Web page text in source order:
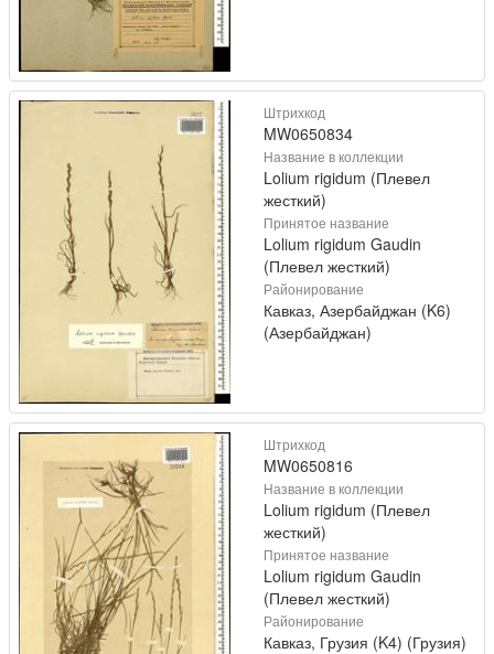
Штрихкод
MW0650834
Название в коллекции
Lolium rigidum (Плевел
жесткий)
Принятое название
Lolium rigidum Gaudin
(Плевел жесткий)
Районирование
Кавказ, Азербайджан (K6)
(Азербайджан)
Штрихкод
MW0650816
Название в коллекции
Lolium rigidum (Плевел
жесткий)
Принятое название
Lolium rigidum Gaudin
(Плевел жесткий)
Районирование
Кавказ, Грузия (K4) (Грузия)